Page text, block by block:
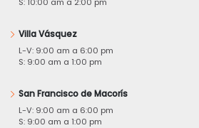
Villa Vásquez
L-V: 9:00 am a 6:00 pm
S: 9:00 am a 1:00 pm
San Francisco de Macorís
L-V: 9:00 am a 6:00 pm
S: 9:00 am a 1:00 pm